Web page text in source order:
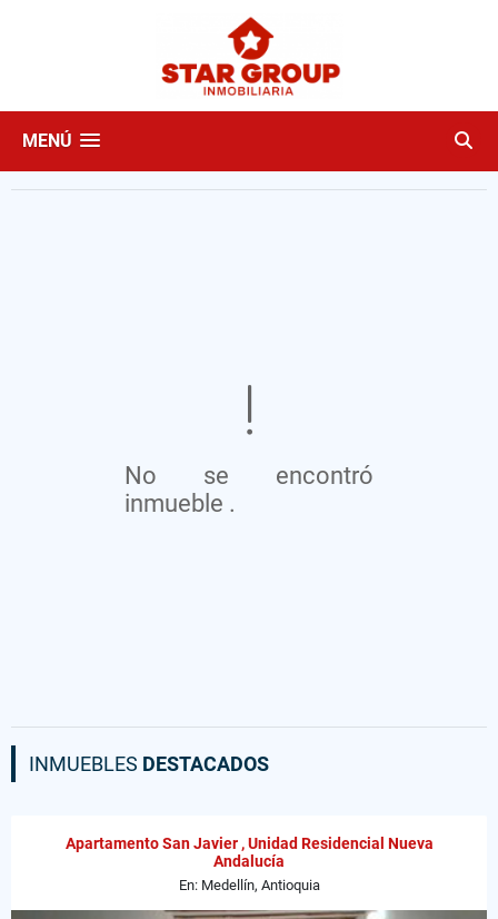
MENÚ
No se encontró
inmueble .
INMUEBLES DESTACADOS
Apartamento San Javier , Unidad Residencial Nueva
Andalucía
En: Medellín, Antioquia